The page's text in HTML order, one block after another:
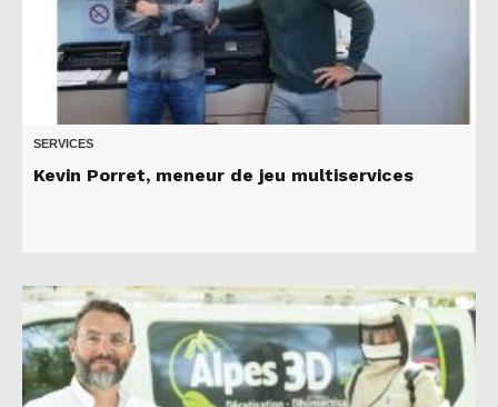
SERVICES
Kevin Porret, meneur de jeu multiservices